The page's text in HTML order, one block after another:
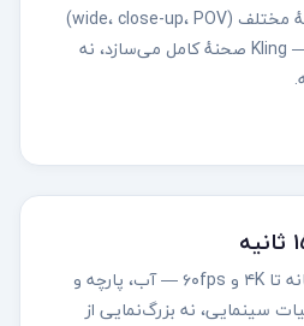
تا ۶ شات با فاصلهٔ مختلف (wide، close-up، POV)
و حرکت دوربین — Kling صحنهٔ کامل می‌سازد، نه
ویدیوی واقع‌گرایانه تا ۴K و ۶۰fps — آب، پارچه و
سینمایی، نه بزرگ‌نمایی از